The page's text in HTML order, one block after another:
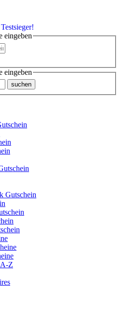
eingeben
eingeben
suchen
Gutschein
Z